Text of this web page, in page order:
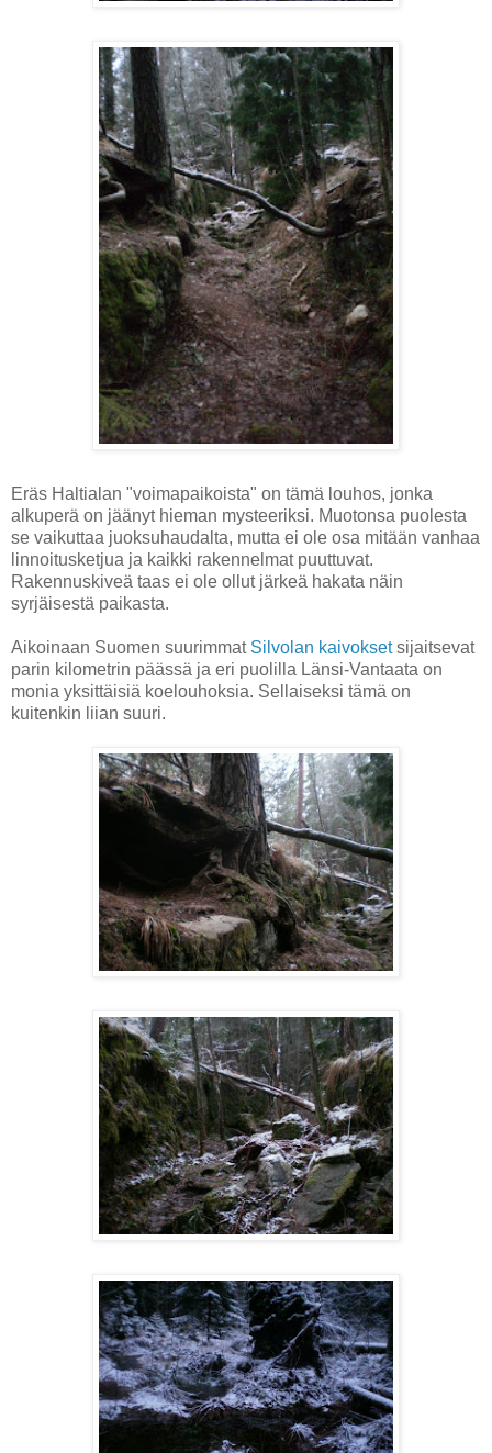
Eräs Haltialan "voimapaikoista" on tämä louhos, jonka
alkuperä on jäänyt hieman mysteeriksi. Muotonsa puolesta
se vaikuttaa juoksuhaudalta, mutta ei ole osa mitään vanhaa
linnoitusketjua ja kaikki rakennelmat puuttuvat.
Rakennuskiveä taas ei ole ollut järkeä hakata näin
syrjäisestä paikasta.
Aikoinaan Suomen suurimmat Silvolan kaivoksetsijaitsevat
parin kilometrin päässä ja eri puolilla Länsi-Vantaata on
monia yksittäisiä koelouhoksia. Sellaiseksi tämä on
kuitenkin liian suuri.